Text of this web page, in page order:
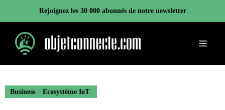
contenu
Rejoignez les 30 000 abonnés de notre newsletter
Menu
Business Ecosystème IoT